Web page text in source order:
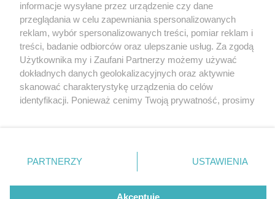
1 / 3
Katowicki Dzień Seniora
Katowicki Dzień Seniora co roku przyciąga kilkuset
mieszkańców.
Nie zapomnij
zapoznać się z:
polityką prywatności regulamin korzystania z portali
Twojemiasto
Piekary Śląskie
Chorzów
Tarnowskie Góry
Gliwice
Skontakuj sięz nami
Kontakt
Wydawca
Redakcja
informacje wysyłane przez urządzenie czy dane
przeglądania w celu zapewniania spersonalizowanych
reklam, wybór spersonalizowanych treści, pomiar reklam i
treści, badanie odbiorców oraz ulepszanie usług. Za zgodą
Użytkownika my i Zaufani Partnerzy możemy używać
dokładnych danych geolokalizacyjnych oraz aktywnie
skanować charakterystykę urządzenia do celów
identyfikacji. Ponieważ cenimy Twoją prywatność, prosimy
prywatności znajdujący się w lewym dolnym rogu strony
. Niektóre rodzaje przetwarzania danych nie wymagają
zgody użytkownika, ale masz prawo sprzeciwić się
takiemu przetwarzaniu. Preferencje będą miały
PARTNERZY USTAWIENIA
Akceptuję